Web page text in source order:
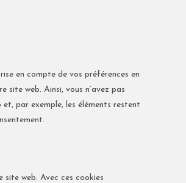
en compte de vos préférences en
web. Ainsi, vous n’avez pas
par exemple, les éléments restent
site web. Avec ces cookies